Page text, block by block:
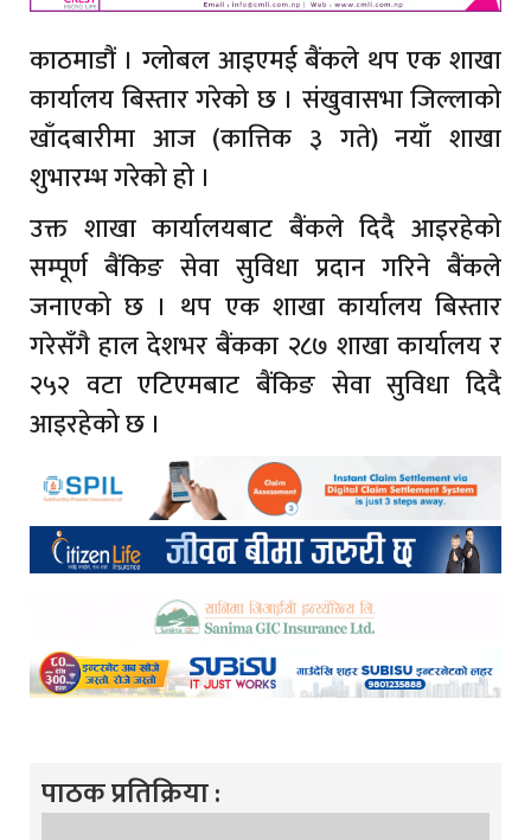
काठमाडौं । ग्लोबल आइएमई बैंकले थप एक शाखा
कार्यालय बिस्तार गरेको छ । संखुवासभा जिल्लाको
खाँदबारीमा आज (कात्तिक ३ गते) नयाँ शाखा
शुभारम्भ गरेको हो ।
उक्त शाखा कार्यालयबाट बैंकले दिदै आइरहेको
सम्पूर्ण बैंकिङ सेवा सुविधा प्रदान गरिने बैंकले
जनाएको छ । थप एक शाखा कार्यालय बिस्तार
गरेसँगै हाल देशभर बैंकका २८७ शाखा कार्यालय र
२५२ वटा एटिएमबाट बैंकिङ सेवा सुविधा दिदै
आइरहेको छ ।
पाठक प्रतिक्रिया :